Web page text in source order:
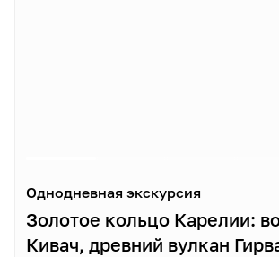
Однодневная экскурсия
Золотое кольцо Карелии:
Кивач, древний вулкан